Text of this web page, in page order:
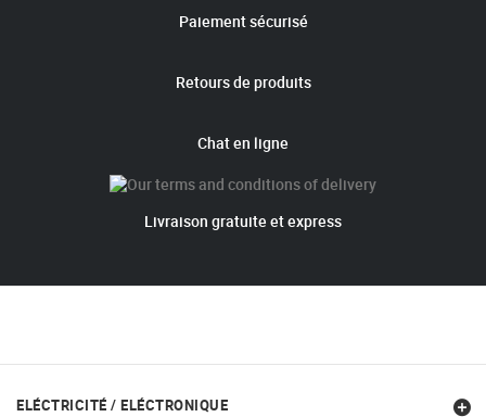
Paiement sécurisé
Retours de produits
Chat en ligne
Livraison gratuite et express
ELÉCTRICITÉ / ELÉCTRONIQUE